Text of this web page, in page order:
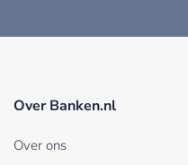
Over Banken.nl
Over ons